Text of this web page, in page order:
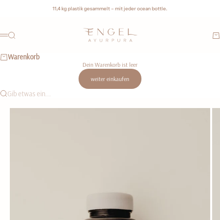
11,4 kg plastik gesammelt – mit jeder ocean bottle.
Menü
Suche
Warenkorb
Dein Warenkorb ist leer
weiter einkaufen
Gib etwas ein...